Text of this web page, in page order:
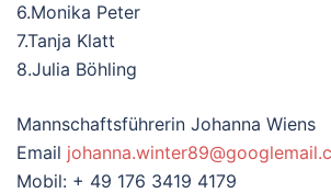
6.Monika Peter
7.Tanja Klatt
8.Julia Böhling
Mannschaftsführerin Johanna Wiens
Email
Mobil: + 49 176 3419 4179